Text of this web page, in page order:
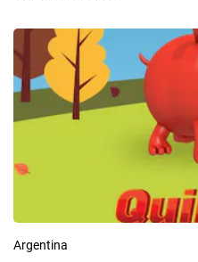
Argentina